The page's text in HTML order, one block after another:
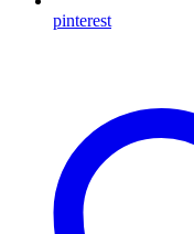
pinterest